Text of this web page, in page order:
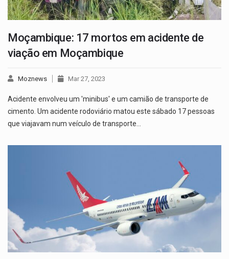
Moçambique: 17 mortos em acidente de
viação em Moçambique
Moznews Mar 27, 2023
Acidente envolveu um 'minibus' e um camião de transporte de
cimento. Um acidente rodoviário matou este sábado 17 pessoas
que viajavam num veículo de transporte…